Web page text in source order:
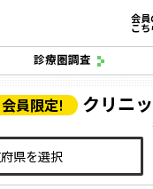
会員
こち
診療圏調査
会員限定! クリニ